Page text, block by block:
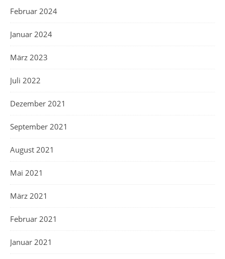
Februar 2024
Januar 2024
März 2023
Juli 2022
Dezember 2021
September 2021
August 2021
Mai 2021
März 2021
Februar 2021
Januar 2021